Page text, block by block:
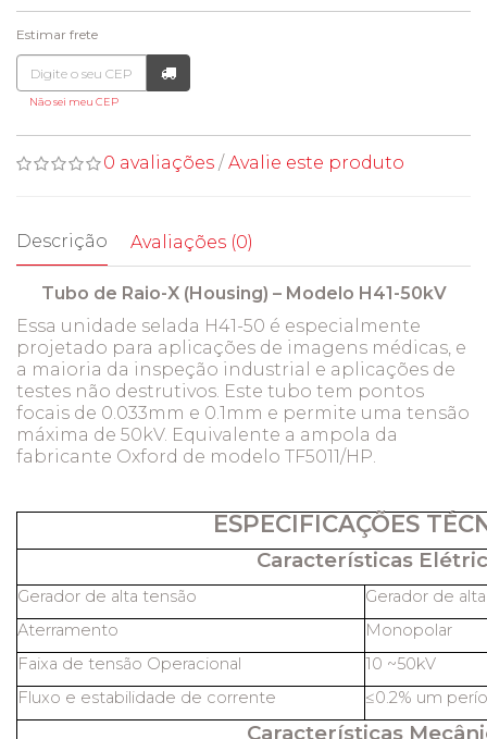
Estimar frete
Não sei meu CEP
0 avaliações / Avalie este produto
Descrição Avaliações (0)
Tubo de Raio-X (Housing) – Modelo H41-50kV
Essa unidade selada H41-50 é especialmente
projetado para aplicações de imagens médicas, e
a maioria da inspeção industrial e aplicações de
testes não destrutivos. Este tubo tem pontos
focais de 0.033mm e 0.1mm e permite uma tensão
máxima de 50kV. Equivalente a ampola da
fabricante Oxford de modelo TF5011/HP.
ESPECIFICAÇÕES
Características
Gerador de alta tensão
Gerador de
Aterramento
Monopolar
Faixa de tensão Operacional
10 ~50kV
Fluxo e estabilidade de corrente
≤0.2% um
Características